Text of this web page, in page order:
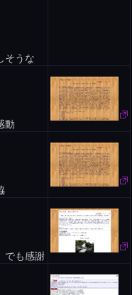
そうな
動
でも感謝